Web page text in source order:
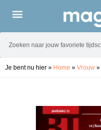
Je bent nu hier » Home » Vrouw »